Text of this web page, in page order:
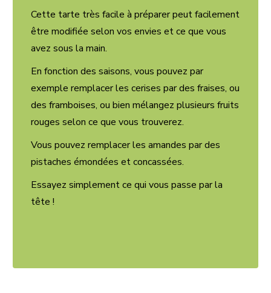
Cette tarte très facile à préparer peut facilement
être modifiée selon vos envies et ce que vous
avez sous la main.
En fonction des saisons, vous pouvez par
exemple remplacer les cerises par des fraises, ou
des framboises, ou bien mélangez plusieurs fruits
rouges selon ce que vous trouverez.
Vous pouvez remplacer les amandes par des
pistaches émondées et concassées.
Essayez simplement ce qui vous passe par la
tête !